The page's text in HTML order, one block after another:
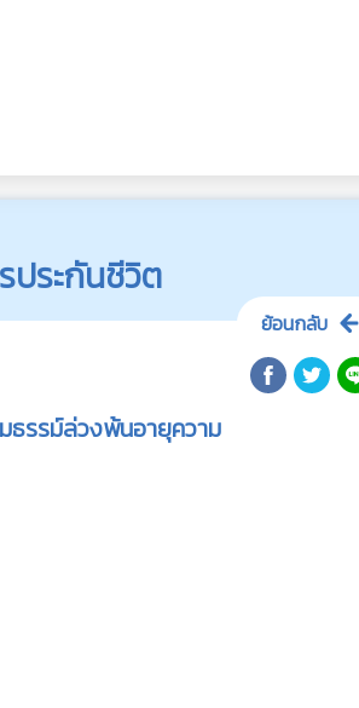
ประกันชีวิต
ย้อนกลับ
ธรรม์ล่วงพ้นอายุความ